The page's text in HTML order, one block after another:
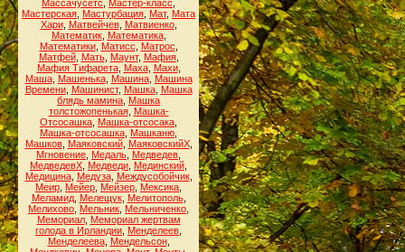
Массачусетс
Мастер-класс
Мастерская Мастурбация Мат, Мата
Хари, Матвейчев, Матвиенко,
Математик, Математика,
Математики, Матисс Матрос
Матфей, Мать, Маунт, Мафия,
Мафия Тифарета, Маха, Махи,
Маша, Машенька, Машина, Машина
Времени, Машинист, Машка, Машка
блядь мамина Машка
толстожопенькая, Машка-
Отсосашка Машка-отсосака
Машка-отсосашка Машканю
Машков, Маяковский, МаяковскийХ,
Мгновение Медаль Медведев
МедведевХ Медведи Мединский
Медицина, Медуза, Междусобойчик,
Меир Мейер Мейзер Мексика
Меламид, Мелещук, Мелитополь,
Мелихово Мельник Мельниченко
Мемориал, Мемориал жертвам
голода в Ирландии Менделеев
Менделеева, Мендельсон,